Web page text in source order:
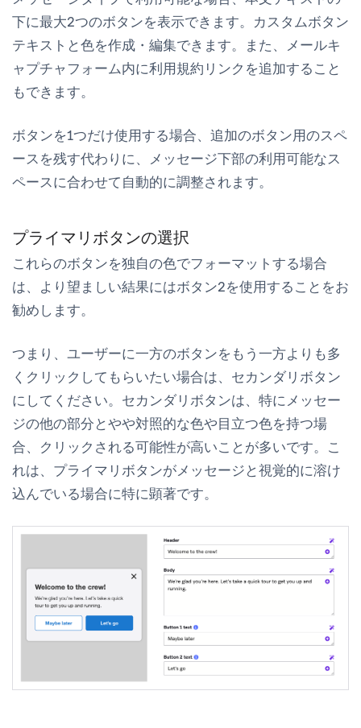
下に最大2つのボタンを表示できます。カスタムボタン
テキストと色を作成・編集できます。また、メールキ
ャプチャフォーム内に利用規約リンクを追加すること
もできます。
ボタンを1つだけ使用する場合、追加のボタン用のスペ
ースを残す代わりに、メッセージ下部の利用可能なス
ペースに合わせて自動的に調整されます。
プライマリボタンの選択
これらのボタンを独自の色でフォーマットする場合
は、より望ましい結果にはボタン2を使用することをお
勧めします。
つまり、ユーザーに一方のボタンをもう一方よりも多
くクリックしてもらいたい場合は、セカンダリボタン
にしてください。セカンダリボタンは、特にメッセー
ジの他の部分とやや対照的な色や目立つ色を持つ場
合、クリックされる可能性が高いことが多いです。こ
れは、プライマリボタンがメッセージと視覚的に溶け
込んでいる場合に特に顕著です。